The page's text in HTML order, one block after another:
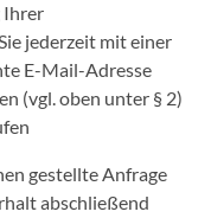
Ihrer
jederzeit mit einer
E-Mail-Adresse
(vgl. oben unter § 2)
gestellte Anfrage
abschließend